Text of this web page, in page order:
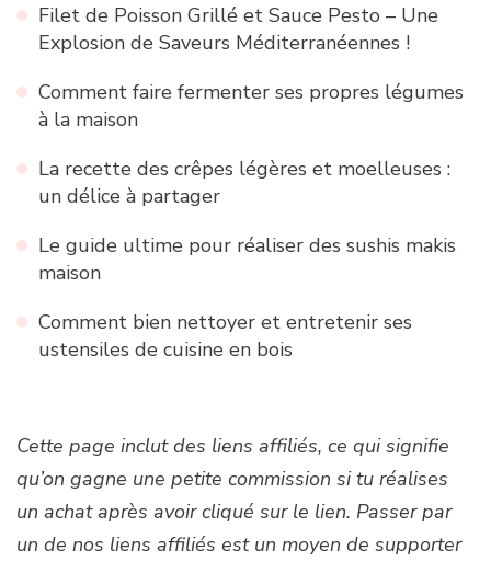
Filet de Poisson Grillé et Sauce Pesto – Une
Explosion de Saveurs Méditerranéennes !
Comment faire fermenter ses propres légumes
à la maison
La recette des crêpes légères et moelleuses :
un délice à partager
Le guide ultime pour réaliser des sushis makis
maison
Comment bien nettoyer et entretenir ses
ustensiles de cuisine en bois
Cette page inclut des liens affiliés, ce qui signifie
qu’on gagne une petite commission si tu réalises
un achat après avoir cliqué sur le lien. Passer par
un de nos liens affiliés est un moyen de supporter